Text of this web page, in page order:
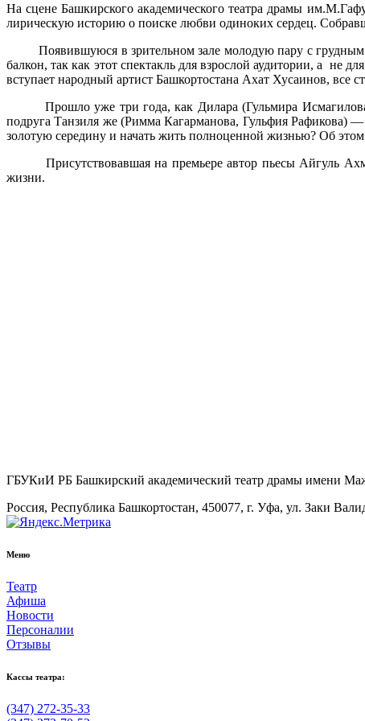
На сцене Башкирского академического театра драмы
лирическую историю о поиске любви одиноких сердец.
Появившуюся в зрительном зале молодую пару с грудным
балкон, так как этот спектакль для взрослой аудитории, а не
вступает народный артист Башкортостана Ахат Хусаинов, все
Прошло уже три года, как Дилара (Гульмира Исмагилова,
подруга Танзиля же (Римма Кагарманова, Гульфия Рафикова)
золотую середину и начать жить полноценной жизнью? Об
Присутствовавшая на премьере автор пьесы Айгуль
жизни.
ГБУКиИ РБ Башкирский академический театр драмы имени
Россия, Республика Башкортостан, 450077, г. Уфа, ул. Заки
Меню
Театр
Афиша
Новости
Персоналии
Отзывы
Кассы театра:
(347) 272-35-33